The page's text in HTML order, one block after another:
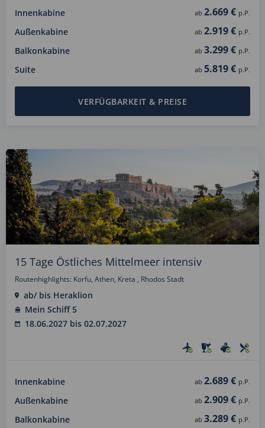
Innenkabine ab 2.669 € p.P.
Außenkabine ab 2.919 € p.P.
Balkonkabine ab 3.299 € p.P.
Suite ab 5.819 € p.P.
VERFÜGBARKEIT & PREISE
15 Tage Östliches Mittelmeer intensiv
Routenhighlights: Korfu, Athen, Kreta , Rhodos Stadt
ab/ bis Heraklion
Mein Schiff 5
18.06.2027 bis 02.07.2027
Innenkabine ab 2.689 € p.P.
Außenkabine ab 2.909 € p.P.
Balkonkabine ab 3.289 € p.P.